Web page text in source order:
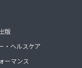
版
・ヘルスケア
ーマンス